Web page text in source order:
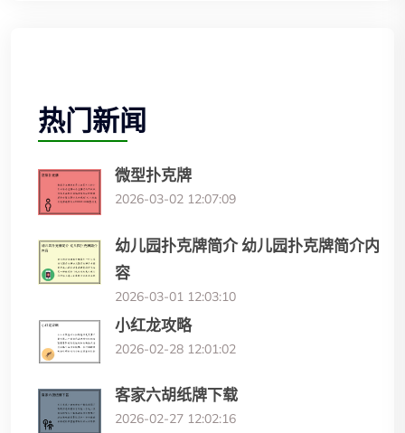
热门新闻
微型扑克牌
2026-03-02 12:07:09
幼儿园扑克牌简介 幼儿园扑克牌简介内
容
2026-03-01 12:03:10
小红龙攻略
2026-02-28 12:01:02
客家六胡纸牌下载
2026-02-27 12:02:16